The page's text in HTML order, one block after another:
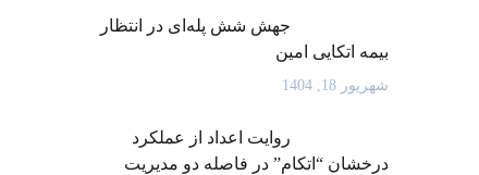
جهش شش پله‌ای در انتظار
بیمه اتکایی امین
شهریور 18, 1404
روایت اعداد از عملکرد
درخشان “اتکام” در فاصله دو مدیریت